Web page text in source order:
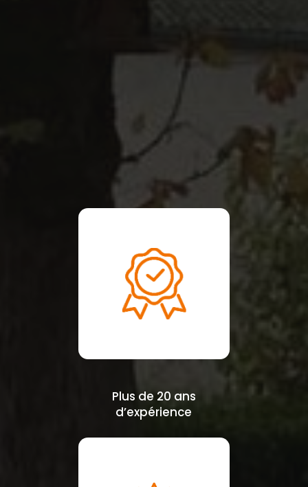
Plus de 20 ans
d’expérience